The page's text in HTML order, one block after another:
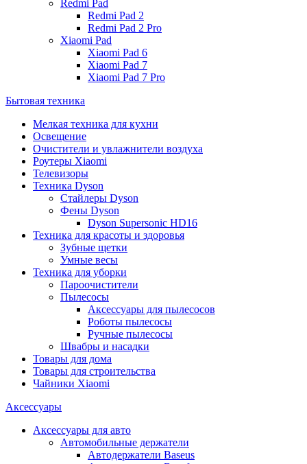
Redmi Pad
Redmi Pad 2
Redmi Pad 2 Pro
Xiaomi Pad
Xiaomi Pad 6
Xiaomi Pad 7
Xiaomi Pad 7 Pro
Бытовая техника
Мелкая техника для кухни
Освещение
Очистители и увлажнители воздуха
Роутеры Xiaomi
Телевизоры
Техника Dyson
Стайлеры Dyson
Фены Dyson
Dyson Supersonic HD16
Техника для красоты и здоровья
Зубные щетки
Умные весы
Техника для уборки
Пароочистители
Пылесосы
Аксессуары для пылесосов
Роботы пылесосы
Ручные пылесосы
Швабры и насадки
Товары для дома
Товары для строительства
Чайники Xiaomi
Аксессуары
Аксессуары для авто
Автомобильные держатели
Автодержатели Baseus